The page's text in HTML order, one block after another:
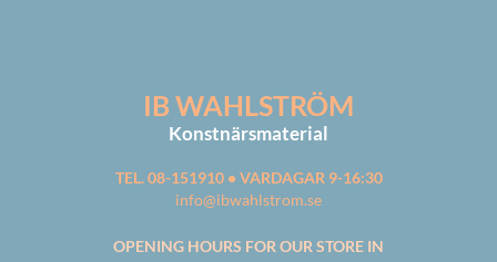
IB WAHLSTRÖM
Konstnärsmaterial
TEL. 08-151910 • VARDAGAR 9-16:30
info@ibwahlstrom.se
OPENING HOURS FOR OUR STORE IN